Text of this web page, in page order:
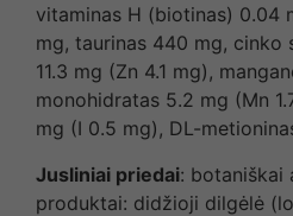
vitaminas H (biotinas) 0.04
mg, taurinas 440 mg, cinko
11.3 mg (Zn 4.1 mg),
monohidratas 5.2 mg (Mn
mg (I 0.5 mg), DL-
Jusliniai priedai: botaniškai
produktai: didžioji dilgėlė